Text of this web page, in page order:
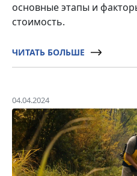
основные этапы и
стоимость.
ЧИТАТЬ БОЛЬШЕ
04.04.2024